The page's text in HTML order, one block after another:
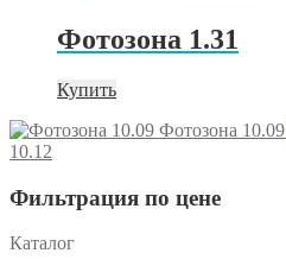
Фотозона 1.31
Купить
Фотозона 10.09
10.12
Фильтрация по цене
Каталог